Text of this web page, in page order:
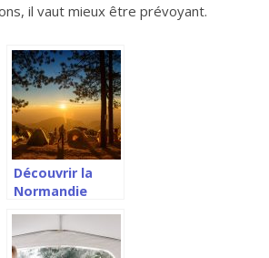
il vaut mieux être prévoyant.
Découvrir la
Normandie
testant le
glamping